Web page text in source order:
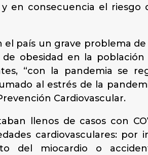
en consecuencia el
el país un grave problema
obesidad en la
“con la pandemia se
al estrés de la
Cardiovascular.
llenos de casos con
cardiovasculares: por
del miocardio o